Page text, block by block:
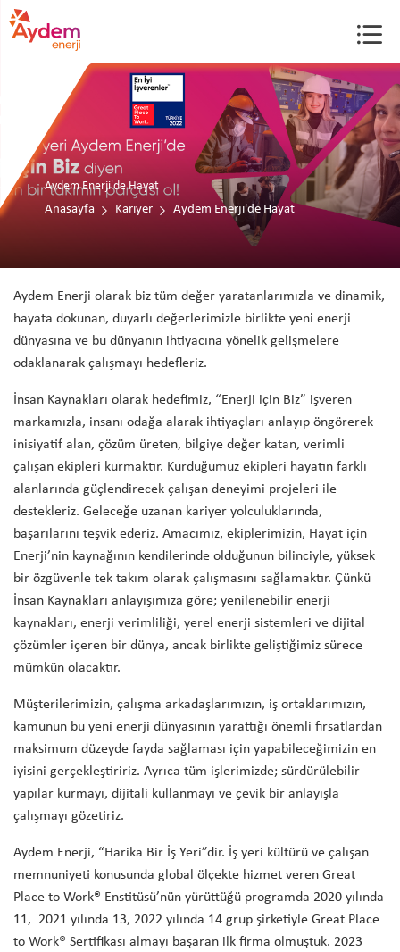
Aydem Enerji'de Hayat
Anasayfa
Kariyer Aydem Enerji'de Hayat
Aydem Enerji olarak biz tüm değer yaratanlarımızla ve dinamik,
hayata dokunan, duyarlı değerlerimizle birlikte yeni enerji
dünyasına ve bu dünyanın ihtiyacına yönelik gelişmelere
odaklanarak çalışmayı hedefleriz.
İnsan Kaynakları olarak hedefimiz, “Enerji için Biz” işveren
markamızla, insanı odağa alarak ihtiyaçları anlayıp öngörerek
inisiyatif alan, çözüm üreten, bilgiye değer katan, verimli
çalışan ekipleri kurmaktır. Kurduğumuz ekipleri hayatın farklı
alanlarında güçlendirecek çalışan deneyimi projeleri ile
destekleriz. Geleceğe uzanan kariyer yolculuklarında,
başarılarını teşvik ederiz. Amacımız, ekiplerimizin, Hayat için
Enerji’nin kaynağının kendilerinde olduğunun bilinciyle, yüksek
bir özgüvenle tek takım olarak çalışmasını sağlamaktır. Çünkü
İnsan Kaynakları anlayışımıza göre; yenilenebilir enerji
kaynakları, enerji verimliliği, yerel enerji sistemleri ve dijital
çözümler içeren bir dünya, ancak birlikte geliştiğimiz sürece
mümkün olacaktır.
Müşterilerimizin, çalışma arkadaşlarımızın, iş ortaklarımızın,
kamunun bu yeni enerji dünyasının yarattığı önemli fırsatlardan
maksimum düzeyde fayda sağlaması için yapabileceğimizin en
iyisini gerçekleştiririz. Ayrıca tüm işlerimizde; sürdürülebilir
yapılar kurmayı, dijitali kullanmayı ve çevik bir anlayışla
çalışmayı gözetiriz.
Aydem Enerji, “Harika Bir İş Yeri”dir. İş yeri kültürü ve çalışan
memnuniyeti konusunda global ölçekte hizmet veren Great
Place to Work® Enstitüsü’nün yürüttüğü programda 2020 yılında
11, 2021 yılında 13, 2022 yılında 14 grup şirketiyle Great Place
to Work®️ Sertifikası almayı başaran ilk firma olmuştuk. 2023